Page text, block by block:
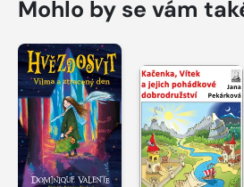
Mohlo by se vám